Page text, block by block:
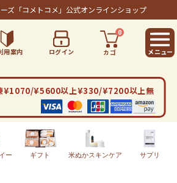
ズ「コメトコメ」公式オンラインショップ
用案内 ログイン カゴ
0
¥1070/¥5600以上¥330/¥7200以上無
ー
ギフト 米ぬかスキンケア サプリ